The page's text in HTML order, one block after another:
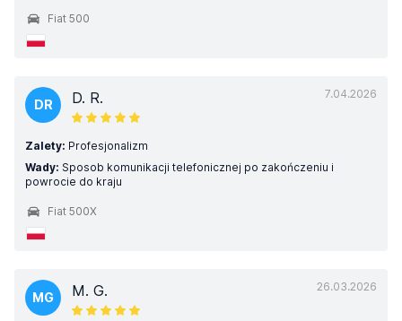
Fiat 500
7.04.2026
DR D. R.
Zalety: Profesjonalizm
Wady: Sposob komunikacji telefonicznej po zakończeniu i
powrocie do kraju
Fiat 500X
26.03.2026
MG M. G.